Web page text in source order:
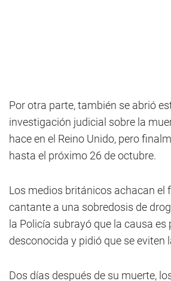
Por otra parte, también se abrió
investigación judicial sobre la
hace en el Reino Unido, pero
hasta el próximo 26 de octubre.
Los medios británicos achacan el
cantante a una sobredosis de
la Policía subrayó que la causa es
desconocida y pidió que se eviten
Dos días después de su muerte,